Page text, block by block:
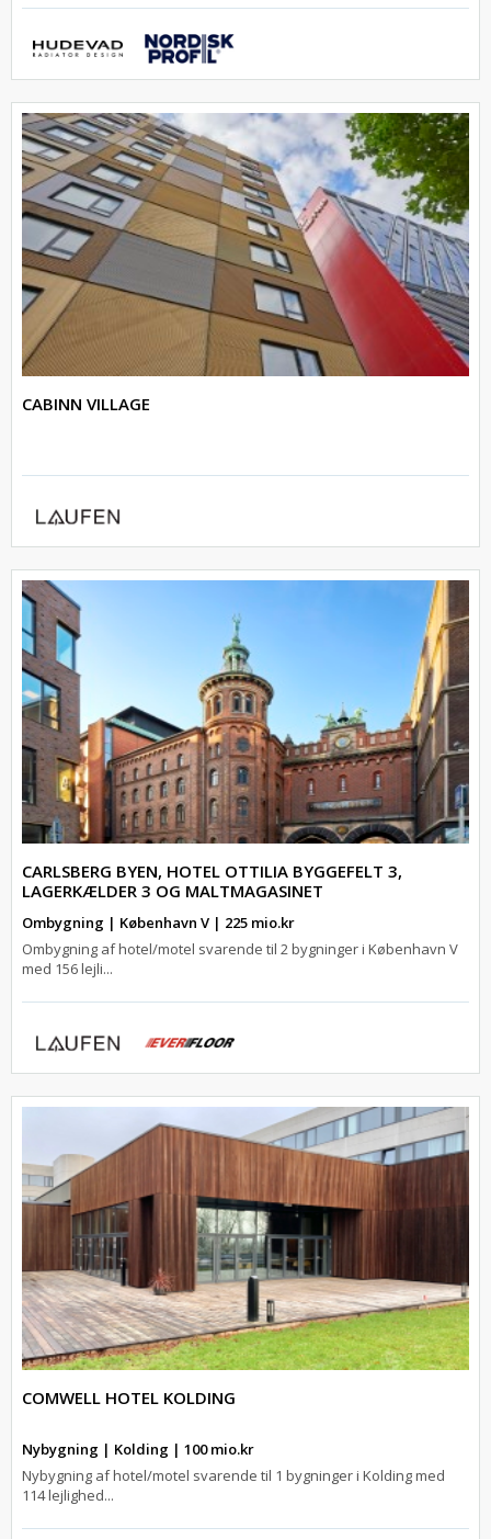
CABINN VILLAGE
CARLSBERG BYEN, HOTEL OTTILIA BYGGEFELT 3,
LAGERKÆLDER 3 OG MALTMAGASINET
Ombygning | København V | 225 mio.kr
Ombygning af hotel/motel svarende til 2 bygninger i København V
med 156 lejli...
COMWELL HOTEL KOLDING
Nybygning | Kolding | 100 mio.kr
Nybygning af hotel/motel svarende til 1 bygninger i Kolding med
114 lejlighed...